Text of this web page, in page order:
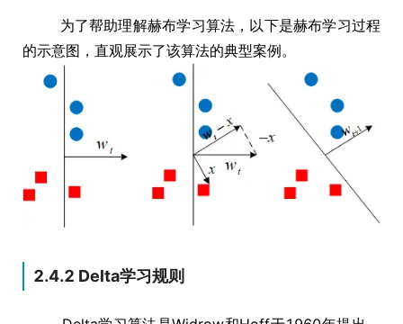
为了帮助理解赫布学习算法，以下是赫布学习过程
的示意图，直观展示了该算法的典型案例。
2.4.2 Delta学习规则